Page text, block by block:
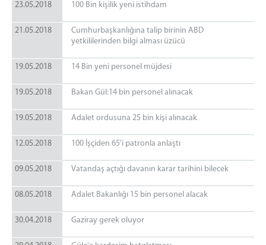
23.05.2018 100 Bin kişilik yeni istihdam
21.05.2018
Cumhurbaşkanlığına talip birinin ABD
yetkililerinden bilgi alması üzücü
19.05.2018 14 Bin yeni personel müjdesi
19.05.2018 Bakan Gül:14 bin personel alınacak
19.05.2018 Adalet ordusuna 25 bin kişi alınacak
12.05.2018 100 İşçiden 65'i patronla anlaştı
09.05.2018 Vatandaş açtığı davanın karar tarihini bilecek
08.05.2018 Adalet Bakanlığı 15 bin personel alacak
30.04.2018 Gaziray gerek oluyor